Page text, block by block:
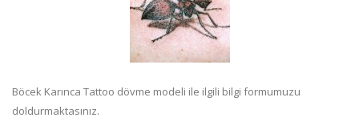
Böcek Karınca Tattoo dövme modeli ile ilgili bilgi formumuzu
doldurmaktasınız.